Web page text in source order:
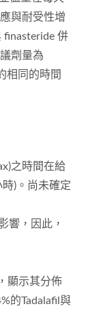
與耐受性增
finasteride 併
劑量為
相同的時間
之時間在給
)。尚未確定
響，因此，
顯示其分佈
的Tadalafil與